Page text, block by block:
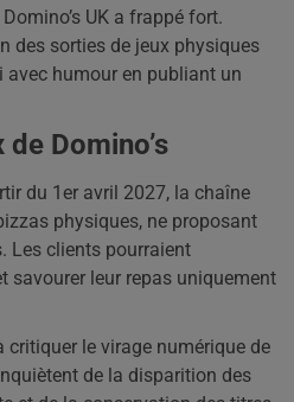
UK a frappé fort.
des sorties de jeux physiques
avec humour en publiant un
Domino’s
du 1er avril 2027, la chaîne
physiques, ne proposant
Les clients pourraient
savourer leur repas uniquement
critiquer le virage numérique de
de la disparition des